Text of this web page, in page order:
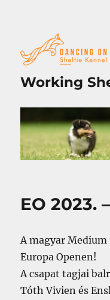
Working
EO 2023.
A magyar
Europa Openen!
A csapat tagjai
Tóth Vivien és